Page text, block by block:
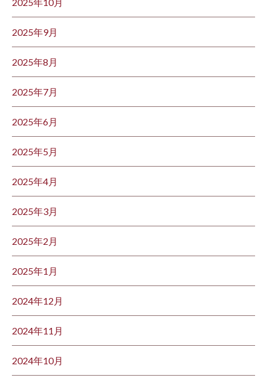
2025年9月
2025年8月
2025年7月
2025年6月
2025年5月
2025年4月
2025年3月
2025年2月
2025年1月
2024年12月
2024年11月
2024年10月